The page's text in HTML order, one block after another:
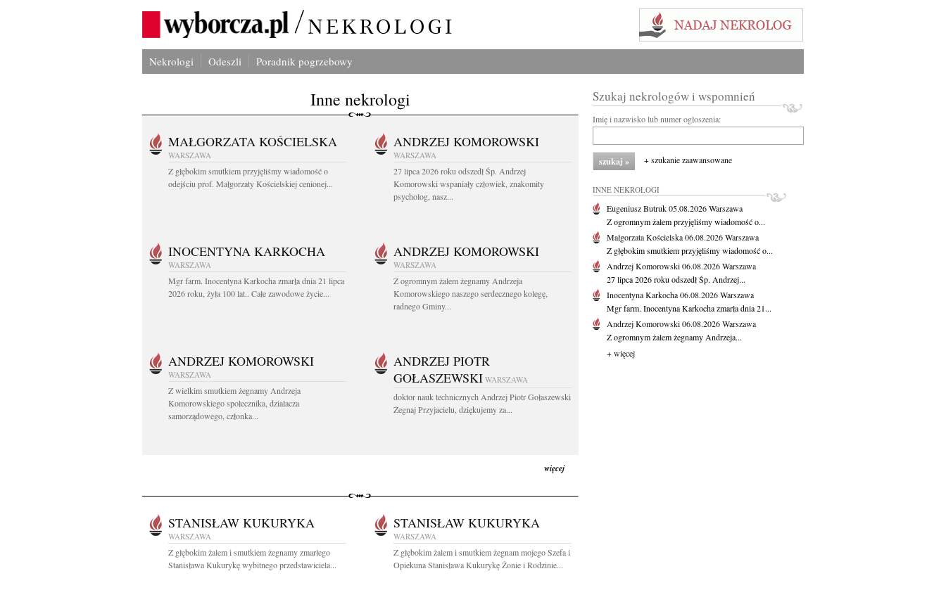
Nekrologi Odeszli Poradnik pogrzebowy
Inne nekrologi
MAŁGORZATA KOŚCIELSKA
WARSZAWA
Z głębokim smutkiem przyjęliśmy wiadomość o
odejściu prof. Małgorzaty Kościelskiej cenionej...
ANDRZEJ KOMOROWSKI
WARSZAWA
27 lipca 2026 roku odszedł Śp. Andrzej
Komorowski wspaniały człowiek, znakomity
psycholog, nasz...
INOCENTYNA KARKOCHA
WARSZAWA
Mgr farm. Inocentyna Karkocha zmarła dnia 21 lipca
2026 roku, żyła 100 lat.. Całe zawodowe życie...
ANDRZEJ KOMOROWSKI
WARSZAWA
Z ogromnym żalem żegnamy Andrzeja
Komorowskiego naszego serdecznego kolegę,
radnego Gminy...
ANDRZEJ KOMOROWSKI
WARSZAWA
Z wielkim smutkiem żegnamy Andrzeja
Komorowskiego społecznika, działacza
samorządowego, członka...
ANDRZEJ PIOTR
GOŁASZEWSKI WARSZAWA
doktor nauk technicznych Andrzej Piotr Gołaszewski
Żegnaj Przyjacielu, dziękujemy za...
więcej
STANISŁAW KUKURYKA
WARSZAWA
Z głębokim żalem i smutkiem żegnamy zmarłego
Stanisława Kukurykę wybitnego przedstawiciela...
STANISŁAW KUKURYKA
WARSZAWA
Z głębokim żalem i smutkiem żegnam mojego Szefa i
Opiekuna Stanisława Kukurykę Żonie i Rodzinie...
Szukaj nekrologów i wspomnień
Imię i nazwisko lub numer ogłoszenia:
+ szukanie zaawansowane
INNE NEKROLOGI
Eugeniusz Butruk05.08.2026Warszawa
Z ogromnym żalem przyjęliśmy wiadomość o...
Małgorzata Kościelska06.08.2026Warszawa
Z głębokim smutkiem przyjęliśmy wiadomość o...
Andrzej Komorowski06.08.2026Warszawa
27 lipca 2026 roku odszedł Śp. Andrzej...
Inocentyna Karkocha06.08.2026Warszawa
Mgr farm. Inocentyna Karkocha zmarła dnia 21...
Andrzej Komorowski06.08.2026Warszawa
Z ogromnym żalem żegnamy Andrzeja...
+ więcej